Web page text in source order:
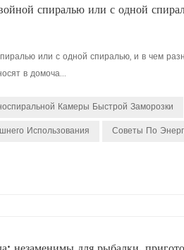
спиралью или с одной
или с одной спиралью, и в чем
в домоча...
Камеры Быстрой Заморозки
Использования
Советы По